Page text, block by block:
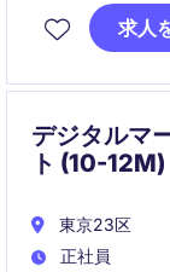
ュエリー業界
ャンペーンの
求人
デジタルマ
ト (10-12M)
東京23区
正社員